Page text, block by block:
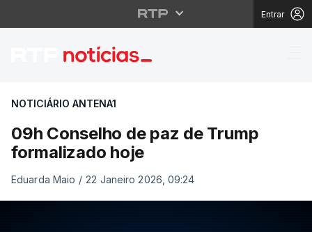
Entrar
09h Conselho de paz
NOTICIÁRIO ANTENA1
09h Conselho de paz de Trump
formalizado hoje
Eduarda Maio / 22 Janeiro 2026, 09:24